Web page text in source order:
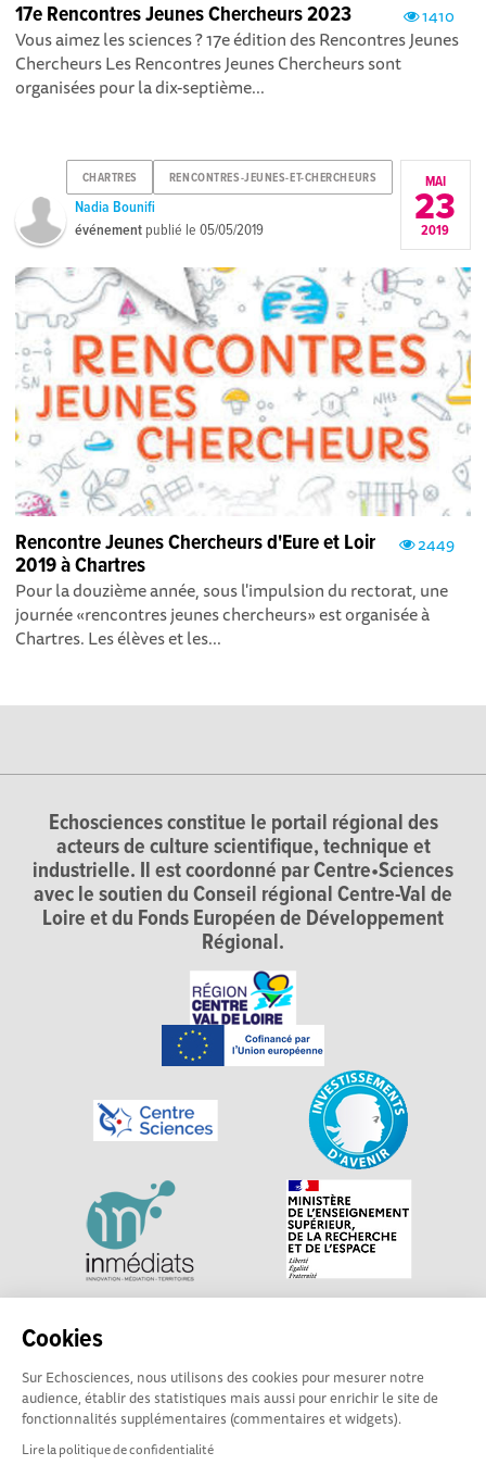
Cookies
Sur Echosciences, nous utilisons des cookies pour mesurer notre
audience, établir des statistiques mais aussi pour enrichir le site de
fonctionnalités supplémentaires (commentaires et widgets).
Lire la politique de confidentialité
1410
17e Rencontres Jeunes Chercheurs 2023
Vous aimez les sciences ? 17e édition des Rencontres Jeunes
Chercheurs Les Rencontres Jeunes Chercheurs sont
organisées pour la dix-septième...
CHARTRES RENCONTRES-JEUNES-ET-CHERCHEURS
Nadia Bounifi
événement publié le05/05/2019
MAI
23
2019
2449
Rencontre Jeunes Chercheurs d'Eure et Loir
2019 à Chartres
Pour la douzième année, sous l'impulsion du rectorat, une
journée «rencontres jeunes chercheurs» est organisée à
Chartres. Les élèves et les...
Echosciences constitue le portail régional des
acteurs de culture scientifique, technique et
industrielle. Il est coordonné par Centre•Sciences
avec le soutien du Conseil régional Centre-Val de
Loire et du Fonds Européen de Développement
Régional.
Explorer, s’exprimer, rentrer en contact : Echosciences
sciences et de technologies du territoire. Propulsé par
Centre•Sciences/ Contact : echosciences@centre-
sciences.fr